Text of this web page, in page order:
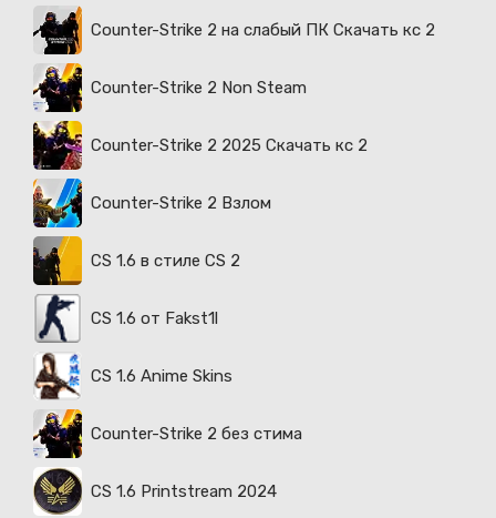
Counter-Strike 2 на слабый ПК Скачать кс 2
Counter-Strike 2 Non Steam
Counter-Strike 2 2025 Скачать кс 2
Counter-Strike 2 Взлом
CS 1.6 в стиле CS 2
CS 1.6 от Fakst1l
CS 1.6 Anime Skins
Counter-Strike 2 без стима
CS 1.6 Printstream 2024